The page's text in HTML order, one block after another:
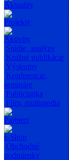
Aktuality
Projekty
Aktivity
Štúdie, analýzy
Knižné publikácie
Výskumy
Konferencie,
semináre
Publicistika
Film, multimedia
Partneri
e-Shop
Obchodné
podmienky